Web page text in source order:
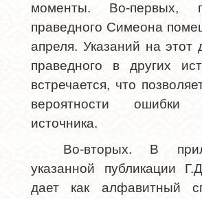
моменты. Во-первых,
праведного Симеона
апреля. Указаний на этот
праведного в других
встречается, что
вероятности
источника.
Во-вторых. В
указанной публикации
дает как алфавитный